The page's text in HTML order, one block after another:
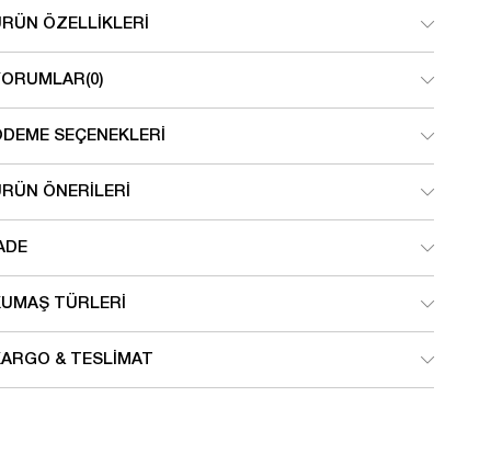
ÖZELLIKLERI
(0)
SEÇENEKLERI
ÖNERILERI
TÜRLERI
& TESLIMAT